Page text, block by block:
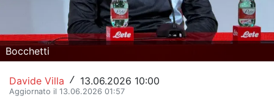
News
Turismo
Eventi
Bocchetti
Davide Villa / 13.06.2026 10:00
Aggiornato il 13.06.2026 01:57